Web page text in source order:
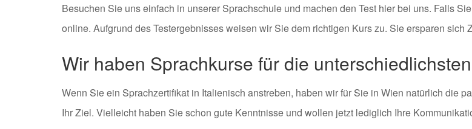
Besuchen Sie uns einfach in unserer Sprachschule und machen den Test hier bei uns. Falls
online. Aufgrund des Testergebnisses weisen wir Sie dem richtigen Kurs zu. Sie ersparen
Wir haben Sprachkurse für die
Wenn Sie ein Sprachzertifikat in Italienisch anstreben, haben wir für Sie in Wien natürlich die
Ihr Ziel. Vielleicht haben Sie schon gute Kenntnisse und wollen jetzt lediglich Ihre